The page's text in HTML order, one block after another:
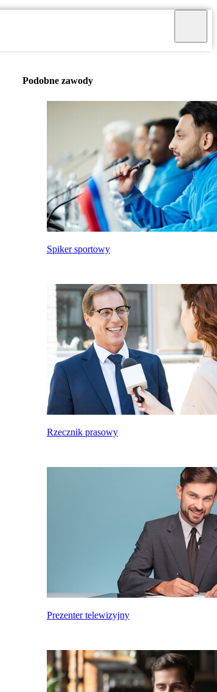
Podobne zawody
Spiker sportowy
Rzecznik prasowy
Prezenter telewizyjny